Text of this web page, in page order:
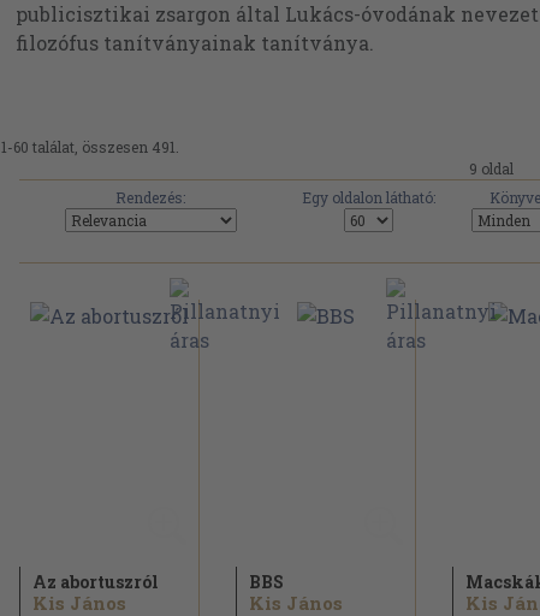
publicisztikai zsargon által Lukács-óvodának
filozófus tanítványainak tanítványa.
1-60 találat, összesen 491.
9 oldal
Rendezés:
Egy oldalon látható:
Az abortuszról
Kis János
BBS
Kis János Kis